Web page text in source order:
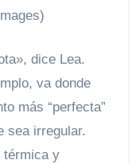
dice Lea.
va donde
más “perfecta”
sea irregular.
térmica y